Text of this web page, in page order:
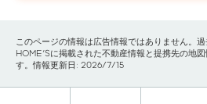
このページの情報は広告情報ではありません。
HOME'Sに掲載された不動産情報と提携先の地
す。情報更新日: 2026/7/15